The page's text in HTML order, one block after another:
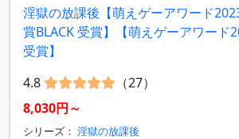
淫獄の放課後【萌えゲーアワード
賞BLACK 受賞】【萌えゲーアワード
受賞】
4.8
（27）
8,030円～
シリーズ： 淫獄の放課後